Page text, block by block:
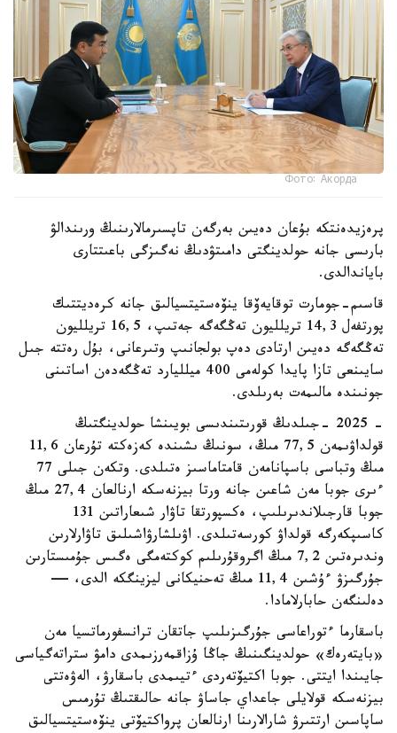
Фото: Акорда
پرەزيدەنتكە بۇعان دەيىن بەرگەن تاپسىرمالارىنىڭ ورىندالۋ
بارىسى جانە حولدينگتى دامىتۋدىڭ نەگىزگى باعىتتارى
باياندالدى.
قاسىم-جومارت توقايەۆقا ينۆەستيتسيالىق جانە كرەديتتىك
پورتفەل 14,3 تريلليون تەڭگەگە جەتىپ، 16,5 تريلليون
تەڭگەگە دەيىن ارتادى دەپ بولجانىپ وتىرعانى، بۇل رەتتە جىل
سايىنعى تازا پايدا كولەمى 400 ميلليارد تەڭگەدەن اساتىنى
جونىندە مالىمەت بەرىلدى.
- 2025 -جىلدىڭ قورىتىندىسى بويىنشا حولدينگتىڭ
قولداۋىمەن 77,5 مىڭ، سونىڭ ىشىندە كەزەكتە تۇرعان 11,6
مىڭ وتباسى باسپانامەن قامتاماسىز ەتىلدى. وتكەن جىلى 77
ءىرى جوبا مەن شاعىن جانە ورتا بيزنەسكە ارنالعان 27,4 مىڭ
جوبا قارجىلاندىرىلىپ، ەكسپورتقا تاۋار شىعاراتىن 131
كاسىپكەرگە قولداۋ كورسەتىلدى. اۋىلشارۋاشىلىق تاۋارلارىن
وندىرەتىن 7,2 مىڭ اگروقۇرىلىم كوكتەمگى ەگىس جۇمىستارىن
جۇرگىزۋ ءۇشىن 11,4 مىڭ تەحنيكانى ليزينگكە الدى، —
دەلىنگەن حابارلامادا.
باسقارما ءتوراعاسى جۇرگىزىلىپ جاتقان ترانسفورماتسيا مەن
«بايتەرەك» حولدينگىنىڭ جاڭا ۇزاقمەرزىمدى دامۋ ستراتەگياسى
جايىندا ايتتى. جوبا اكتيۆتەردى ءتيىمدى باسقارۋ، الەۋەتتى
بيزنەسكە قولايلى جاعداي جاساۋ جانە حالىقتىڭ تۇرمىس
ساپاسىن ارتتىرۋ شارالارىنا ارنالعان پرواكتيۆتى ينۆەستيتسيالىق